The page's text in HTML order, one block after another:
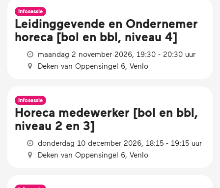
Infosessie
Leidinggevende en Ondernemer
horeca [bol en bbl, niveau 4]
maandag 2 november 2026, 19:30 - 20:30 uur
Deken van Oppensingel 6, Venlo
Infosessie
Horeca medewerker [bol en bbl,
niveau 2 en 3]
donderdag 10 december 2026, 18:15 - 19:15 uur
Deken van Oppensingel 6, Venlo